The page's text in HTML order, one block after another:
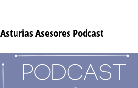
Asturias Asesores Podcast